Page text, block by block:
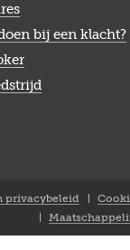
bij een klacht?
privacybeleid